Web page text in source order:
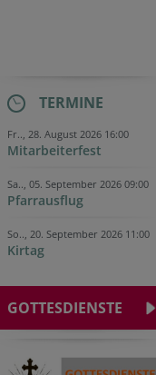
TERMINE
Fr.., 28. August 2026 16:00
Mitarbeiterfest
Sa.., 05. September 2026 09:00
Pfarrausflug
So.., 20. September 2026 11:00
Kirtag
GOTTESDIENSTE